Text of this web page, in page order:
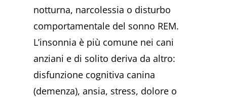
notturna, narcolessia o disturbo
comportamentale del sonno REM.
L’insonnia è più comune nei cani
anziani e di solito deriva da altro:
disfunzione cognitiva canina
(demenza), ansia, stress, dolore o